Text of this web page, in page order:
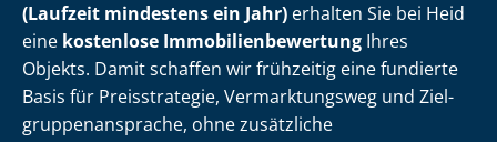
(Laufzeit mindestens ein Jahr) erhalten Sie bei Heid
eine kostenlose Im­mo­bi­li­en­be­wer­tung Ihres
Objekts. Damit schaffen wir frühzeitig eine fundierte
Basis für Preisstrategie, Vermarktungsweg und Ziel­
grup­pen­an­spra­che, ohne zusätzliche